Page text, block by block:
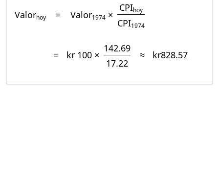
Valorhoy = Valor1974 ×
CPIhoy
CPI1974
= kr 100 ×
142.69
17.22
≈ kr828.57